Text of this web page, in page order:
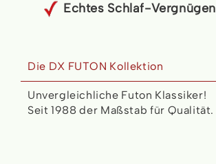
Echtes Schlaf-Vergnügen
Die DX FUTON Kollektion
Unvergleichliche Futon Klassiker!
Seit 1988 der Maßstab für Qualität.